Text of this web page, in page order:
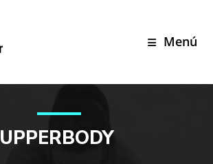
Menú
UPPERBODY